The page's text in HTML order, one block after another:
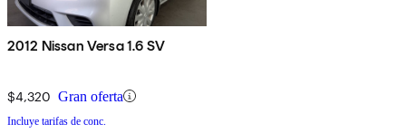
2012 Nissan Versa 1.6 SV
$4,320 Gran oferta
Incluye tarifas de conc.